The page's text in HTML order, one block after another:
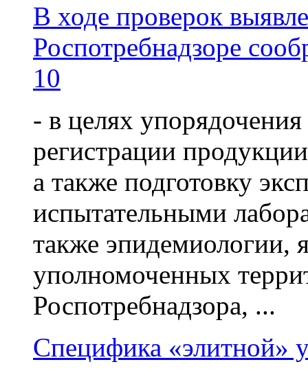
В ходе проверок
Роспотребнадзоре
10
- в целях
регистрации
а также подготовку
испытательными
также эпидемиологии,
уполномоченных
Роспотребнадзора, ...
Специфика «элитной»